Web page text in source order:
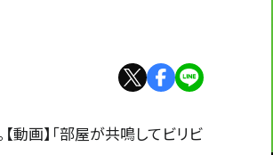
動画】「部屋が共鳴してビリビ